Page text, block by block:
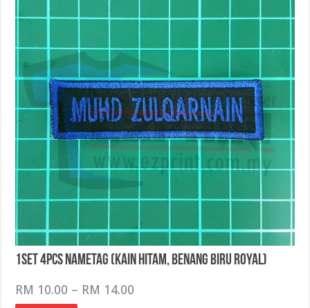
1Set 4pcs NameTag (Kain Hitam, Benang Biru Royal)
RM 10.00 – RM 14.00